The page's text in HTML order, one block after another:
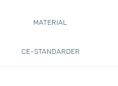
MATERIAL
CE-STANDARDER